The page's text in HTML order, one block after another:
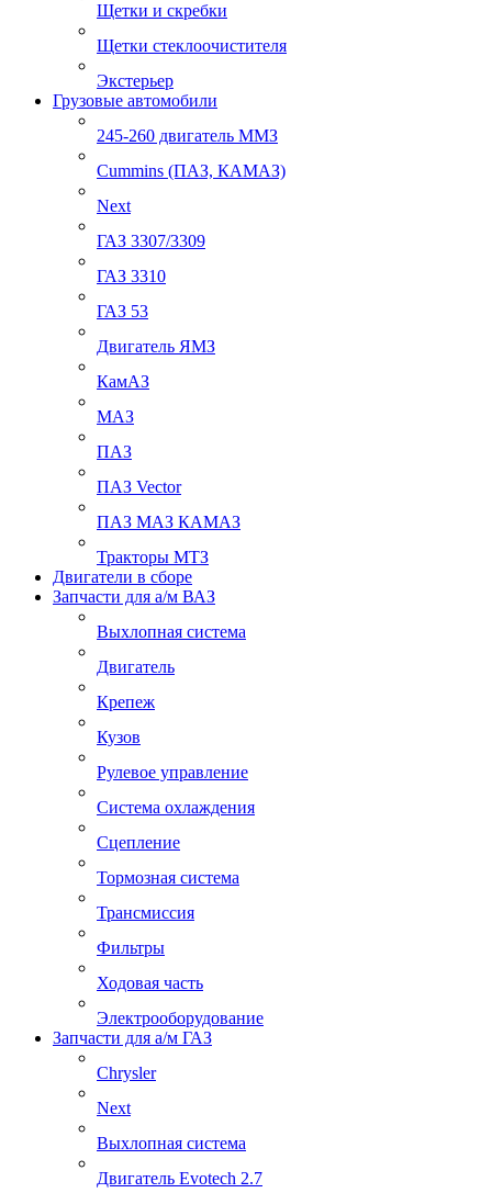
Щетки и скребки
Щетки стеклоочистителя
Экстерьер
Грузовые автомобили
245-260 двигатель ММЗ
Cummins (ПАЗ, КАМАЗ)
Next
ГАЗ 3307/3309
ГАЗ 3310
ГАЗ 53
Двигатель ЯМЗ
КамАЗ
МАЗ
ПАЗ
ПАЗ Vector
ПАЗ МАЗ КАМАЗ
Тракторы МТЗ
Двигатели в сборе
Запчасти для а/м ВАЗ
Выхлопная система
Двигатель
Крепеж
Кузов
Рулевое управление
Система охлаждения
Сцепление
Тормозная система
Трансмиссия
Фильтры
Ходовая часть
Электрооборудование
Запчасти для а/м ГАЗ
Chrysler
Next
Выхлопная система
Двигатель Evotech 2.7